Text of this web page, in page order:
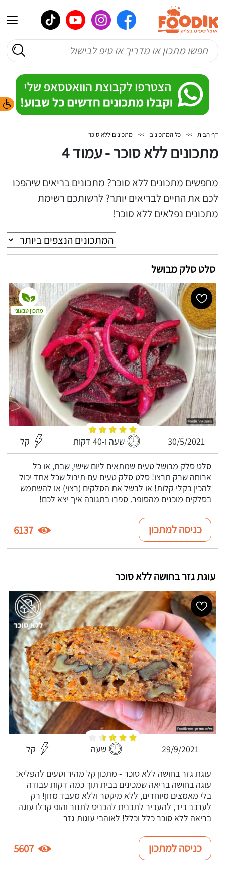
דף הבית >> כל המתכונים >> מתכונים ללא סוכר
מתכונים ללא סוכר - עמוד 4
מחפשים מתכונים ללא סוכר? מתכונים בריאים שיהפכו
לכם את החיים לבריאים יותר? לרשותכם רשימת
מתכונים נפלאים ללא סוכר!
סלט סלק מבושל
30/5/2021 שעה ו-40 דקות קל
סלט סלק מבושל טעים שמתאים ליום שישי, שבת, או כל
ארוחה שרק תרצו! סלט סלק טעים עם תיבול שכל אחד יכול
להכין בקלי קלות! או לבשל את הסלקים (רצוי) או להשתמש
בסלקים מוכנים מהסופר. ספרו בתגובה איך יצא לכם!
מתכון טבעוני
כניסה למתכון 6137
עוגת גזר בחושה ללא סוכר
29/9/2021 שעה קל
עוגת גזר בחושה ללא סוכר - מתכון קל מהיר וטעים להפליא!
עוגה בחושה בריאה שמכינים בבית תוך כמה דקות עבודה
בלי מאמצים מיוחדים, ללא מיקסר וללא מעבד מזון! רק
לערבב ביד, להעביר לתבנית להכניס לתנור והופ קבלו עוגה
בריאה ללא סוכר כלל וכלל! לאוהבי עוגות גזר
כניסה למתכון 5607